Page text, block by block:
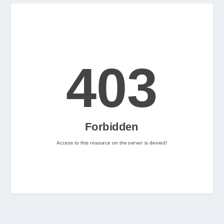
2
Nintenhype.Cat @nintenhype.cat
📅 Ja tenim aquí els
setmana? 👀